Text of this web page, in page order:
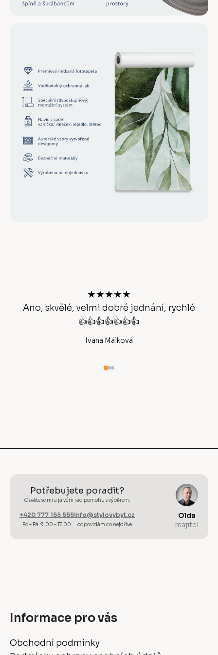
★★★★★
Ano, skvělé, velmi dobré jednání, rychlé
👍👍👍👍👍👍👍
Ivana Málková
Potřebujete poradit?
Ozvěte se mi a já vám rád pomohu s výběrem.
+420 777 155 555
Po – Pá 9:00 – 17:00
info@stylovybyt.cz
odpovídám co nejdříve
Olda
majitel
Informace pro vás
Obchodní podmínky